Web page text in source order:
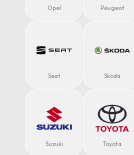
Opel Peugeot
Seat Skoda
Suzuki Toyota